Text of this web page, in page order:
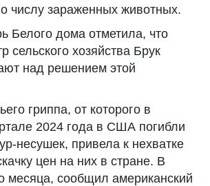
числу зараженных животных.
Белого дома отметила, что
сельского хозяйства Брук
над решением этой
гриппа, от которого в
2024 года в США погибли
несушек, привела к нехватке
цен на них в стране. В
месяца, сообщил американский